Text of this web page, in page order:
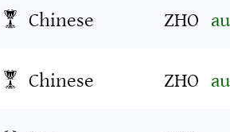
Chinese
ZHO
Chinese
ZHO